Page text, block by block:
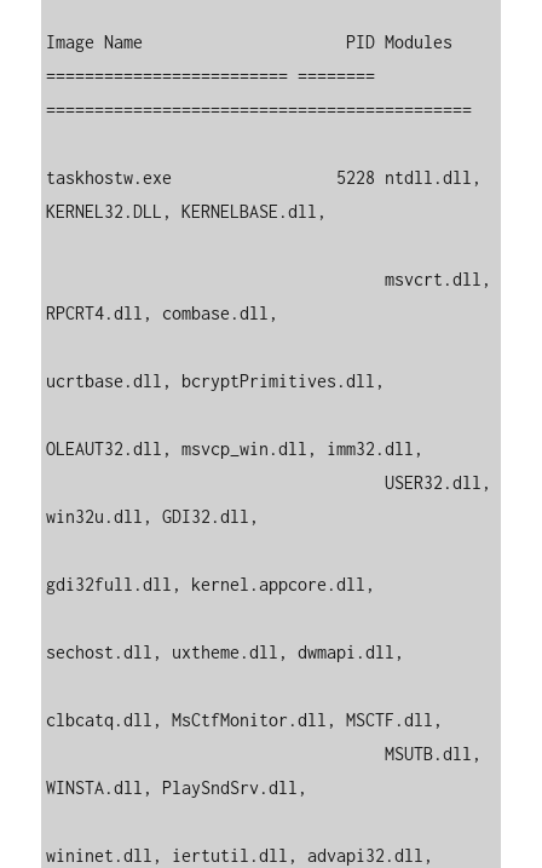
Image Name                     PID Modules
========================= ========
============================================
taskhostw.exe                 5228 ntdll.dll,
KERNEL32.DLL, KERNELBASE.dll,
                                   msvcrt.dll,
RPCRT4.dll, combase.dll,
ucrtbase.dll, bcryptPrimitives.dll,
OLEAUT32.dll, msvcp_win.dll, imm32.dll,
                                   USER32.dll,
win32u.dll, GDI32.dll,
gdi32full.dll, kernel.appcore.dll,
sechost.dll, uxtheme.dll, dwmapi.dll,
clbcatq.dll, MsCtfMonitor.dll, MSCTF.dll,
                                   MSUTB.dll,
WINSTA.dll, PlaySndSrv.dll,
wininet.dll, iertutil.dll, advapi32.dll,